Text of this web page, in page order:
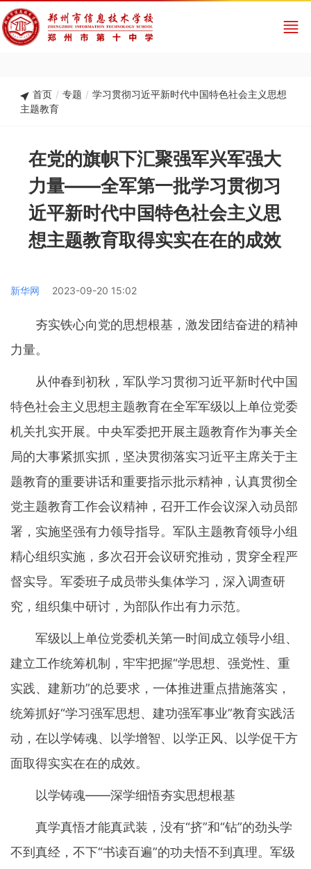
首页 / 专题 / 学习贯彻习近平新时代中国特色社会主义思想
主题教育
在党的旗帜下汇聚强军兴军强大
力量——全军第一批学习贯彻习
近平新时代中国特色社会主义思
想主题教育取得实实在在的成效
新华网 2023-09-20 15:02
夯实铁心向党的思想根基，激发团结奋进的精神
力量。
从仲春到初秋，军队学习贯彻习近平新时代中国
特色社会主义思想主题教育在全军军级以上单位党委
机关扎实开展。中央军委把开展主题教育作为事关全
局的大事紧抓实抓，坚决贯彻落实习近平主席关于主
题教育的重要讲话和重要指示批示精神，认真贯彻全
党主题教育工作会议精神，召开工作会议深入动员部
署，实施坚强有力领导指导。军队主题教育领导小组
精心组织实施，多次召开会议研究推动，贯穿全程严
督实导。军委班子成员带头集体学习，深入调查研
究，组织集中研讨，为部队作出有力示范。
军级以上单位党委机关第一时间成立领导小组、
建立工作统筹机制，牢牢把握“学思想、强党性、重
实践、建新功”的总要求，一体推进重点措施落实，
统筹抓好“学习强军思想、建功强军事业”教育实践活
动，在以学铸魂、以学增智、以学正风、以学促干方
面取得实实在在的成效。
以学铸魂——深学细悟夯实思想根基
真学真悟才能真武装，没有“挤”和“钻”的劲头学
不到真经，不下“书读百遍”的功夫悟不到真理。军级